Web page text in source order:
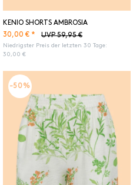
KENIO SHORTS AMBROSIA
UVP 59,95 €
30,00 € *
Niedrigster Preis der letzten 30 Tage:
30,00 €
-50%